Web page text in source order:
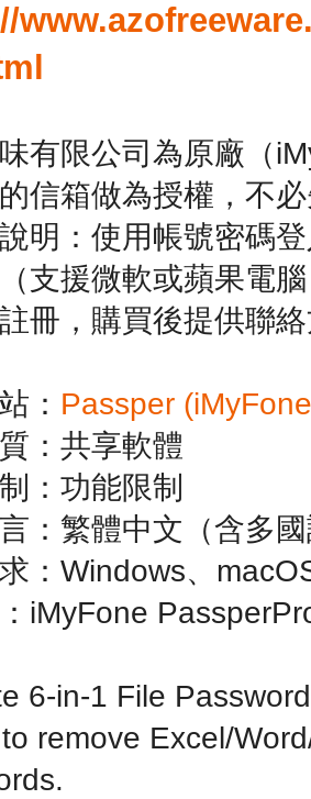
有限公司為原廠（
信箱做為授權，不
明：使用帳號密碼
支援微軟或蘋果電
冊，購買後提供聯
： Passper
：共享軟體
：功能限制
：繁體中文（含多
：Windows、
iMyFone
6-in-1 File
remove Excel/